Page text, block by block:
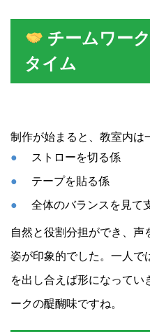
チームワー
タイム
制作が始まると、教室内は
ストローを切る係
テープを貼る係
全体のバランスを見て
自然と役割分担ができ、声
姿が印象的でした。一人で
を出し合えば形になってい
ークの醍醐味ですね。